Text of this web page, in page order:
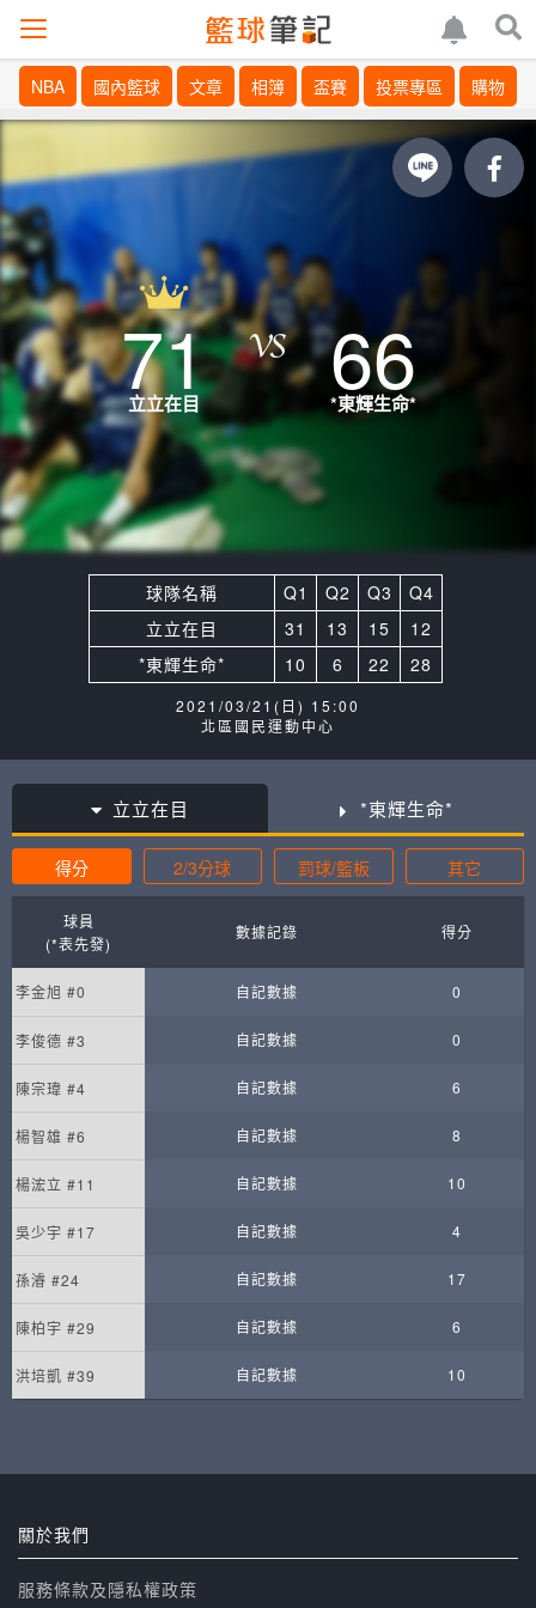
NBA 國內籃球 文章 相簿 盃賽 投票專區 購物
71
立立在目 66
*東輝生命*
球隊名稱 Q1 Q2 Q3
Q4
立立在目
31 13 15
12
*東輝生命*
10 6 22 28
2021/03/21(日) 15:00
北區國民運動中心
立立在目 *東輝生命*
得分 2/3分球 罰球/籃板 其它
球員
(*表先發)
數據記錄 得分
李金旭 #0 自記數據 0
李俊德 #3 自記數據 0
陳宗瑋 #4 自記數據 6
楊智雄 #6 自記數據 8
楊浤立 #11 自記數據 10
吳少宇 #17 自記數據 4
孫濬 #24 自記數據 17
陳柏宇 #29 自記數據 6
洪培凱 #39 自記數據 10
關於我們
服務條款及隱私權政策